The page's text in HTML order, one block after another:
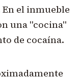
el inmueble
una "cocina"
de cocaína.